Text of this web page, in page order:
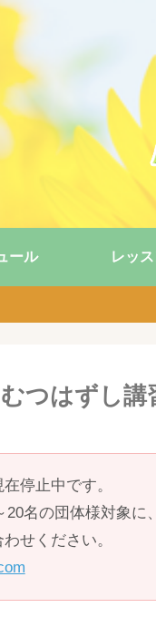
ール レッ
つはずし講
停止中です。
20名の団体様対象
せください。